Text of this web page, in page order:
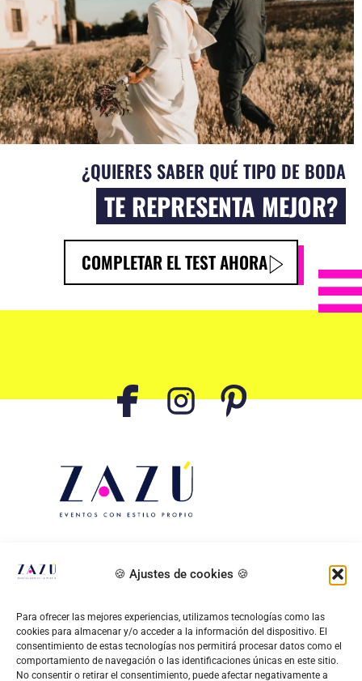
🍪 Ajustes de cookies 🍪
Para ofrecer las mejores experiencias, utilizamos tecnologías como las
cookies para almacenar y/o acceder a la información del dispositivo. El
consentimiento de estas tecnologías nos permitirá procesar datos como el
comportamiento de navegación o las identificaciones únicas en este sitio.
No consentir o retirar el consentimiento, puede afectar negativamente a
¿QUIERES SABER QUÉ TIPO DE BODA
TE REPRESENTA MEJOR?
COMPLETAR EL TEST AHORA
Aviso legal –Política de privacidad–
CONTACTA CONMIGO
hola@eventoszazu.com